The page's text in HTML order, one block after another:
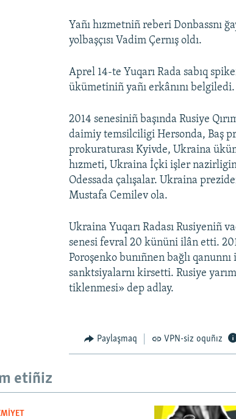
Yañı hızmetniñ reberi Donbassnı
yolbaşçısı Vadim Çernış oldı.
Aprel 14-te Yuqarı Rada sabıq
ükümetiniñ yañı erkânını belgiledi.
2014 senesiniñ başında Rusiye
daimiy temsilciligi Hersonda, Baş
prokuraturası Kyivde, Ukraina
hızmeti, Ukraina İçki işler
Odessada çalışalar. Ukraina
Mustafa Cemilev ola.
Ukraina Yuqarı Radası Rusiyeniñ
senesi fevral 20 kününi ilân etti.
Poroşenko bunıñnen bağlı
sanktsiyalarnı kirsetti. Rusiye
tiklenmesi» dep adlay.
Paylaşmaq VPN-siz oquñız
etiñiz